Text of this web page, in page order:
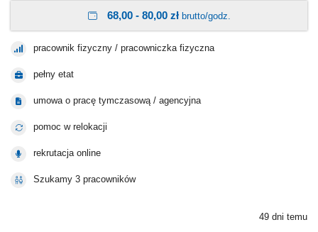
68,00 - 80,00 złbrutto/godz.
pracownik fizyczny / pracowniczka fizyczna
pełny etat
umowa o pracę tymczasową / agencyjna
pomoc w relokacji
rekrutacja online
Szukamy 3 pracowników
49 dni temu